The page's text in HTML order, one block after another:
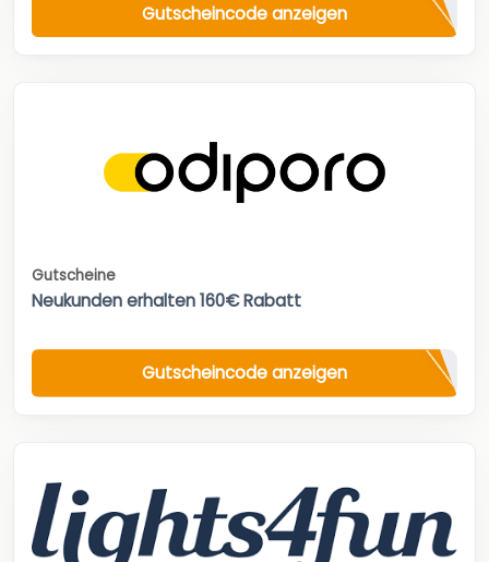
Gutscheincode anzeigen
Gutscheine
Neukunden erhalten 160€ Rabatt
Gutscheincode anzeigen